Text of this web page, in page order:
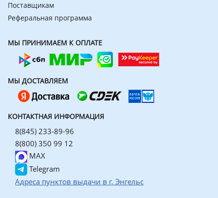
Поставщикам
Реферальная программа
МЫ ПРИНИМАЕМ К ОПЛАТЕ
МЫ ДОСТАВЛЯЕМ
КОНТАКТНАЯ ИНФОРМАЦИЯ
8(845) 233-89-96
8(800) 350 99 12
MAX
Telegram
Адреса пунктов выдачи в г. Энгельс